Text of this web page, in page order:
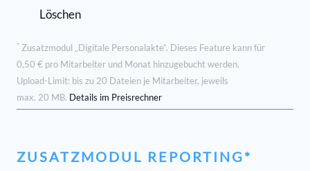
Löschen
* Zusatzmodul „Digitale Personalakte“. Dieses Feature kann für
0,50 € pro Mitarbeiter und Monat hinzugebucht werden.
Upload-Limit: bis zu 20 Dateien je Mitarbeiter, jeweils
max. 20 MB. Details im Preisrechner
ZUSATZMODUL REPORTING*